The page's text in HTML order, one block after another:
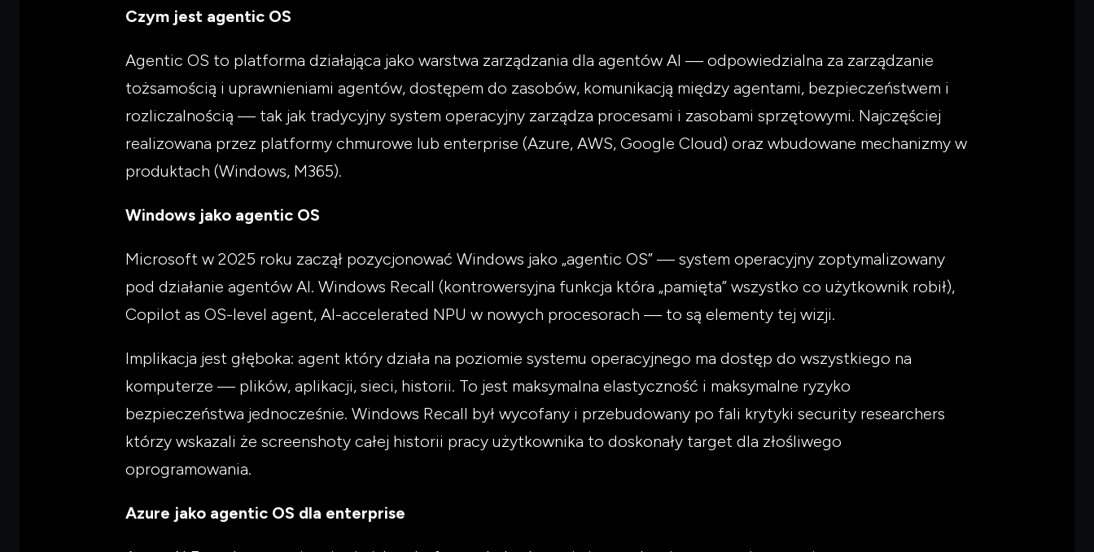
Czym jest agentic OS
Agentic OS to platforma działająca jako warstwa zarządzania dla agentów AI — odpowiedzialna za zarządzanie
tożsamością i uprawnieniami agentów, dostępem do zasobów, komunikacją między agentami, bezpieczeństwem i
rozliczalnością — tak jak tradycyjny system operacyjny zarządza procesami i zasobami sprzętowymi. Najczęściej
realizowana przez platformy chmurowe lub enterprise (Azure, AWS, Google Cloud) oraz wbudowane mechanizmy w
produktach (Windows, M365).
Windows jako agentic OS
Microsoft w 2025 roku zaczął pozycjonować Windows jako „agentic OS” — system operacyjny zoptymalizowany
pod działanie agentów AI. Windows Recall (kontrowersyjna funkcja która „pamięta” wszystko co użytkownik robił),
Copilot as OS-level agent, AI-accelerated NPU w nowych procesorach — to są elementy tej wizji.
Implikacja jest głęboka: agent który działa na poziomie systemu operacyjnego ma dostęp do wszystkiego na
komputerze — plików, aplikacji, sieci, historii. To jest maksymalna elastyczność i maksymalne ryzyko
bezpieczeństwa jednocześnie. Windows Recall był wycofany i przebudowany po fali krytyki security researchers
którzy wskazali że screenshoty całej historii pracy użytkownika to doskonały target dla złośliwego
oprogramowania.
Azure jako agentic OS dla enterprise